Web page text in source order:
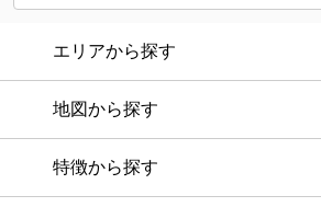
エリアから探す
地図から探す
特徴から探す